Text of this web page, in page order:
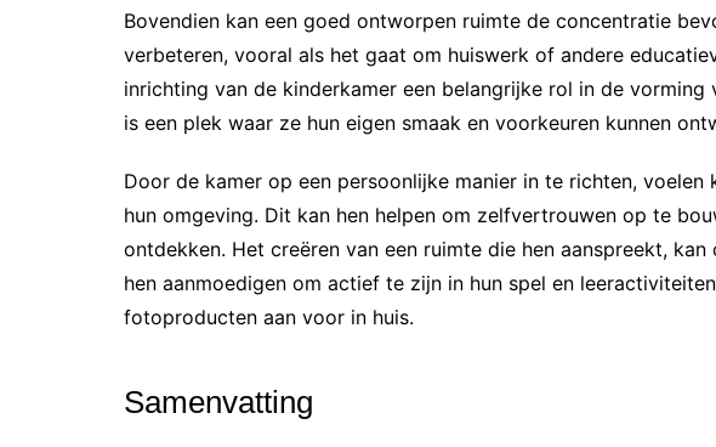
Bovendien kan een goed ontworpen ruimte de concentratie
verbeteren, vooral als het gaat om huiswerk of andere
inrichting van de kinderkamer een belangrijke rol in de
is een plek waar ze hun eigen smaak en voorkeuren kunnen
Door de kamer op een persoonlijke manier in te richten, voelen
hun omgeving. Dit kan hen helpen om zelfvertrouwen op te
ontdekken. Het creëren van een ruimte die hen aanspreekt,
hen aanmoedigen om actief te zijn in hun spel en
fotoproducten aan voor in huis.
Samenvatting